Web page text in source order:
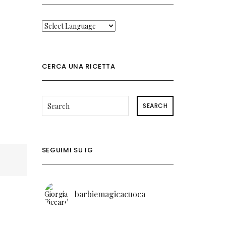
CERCA UNA RICETTA
SEARCH
SEGUIMI SU IG
barbiemagicacuoca